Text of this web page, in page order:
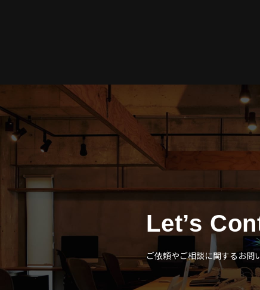
Let’s
ご依頼やご相談に関するお問